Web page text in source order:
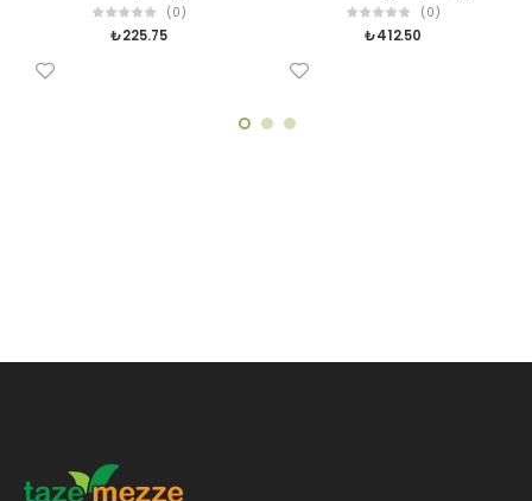
(0)
₺225.75
(0)
₺412.50